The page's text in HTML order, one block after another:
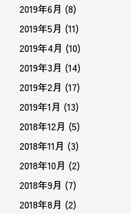
2019年6月 (8)
2019年5月 (11)
2019年4月 (10)
2019年3月 (14)
2019年2月 (17)
2019年1月 (13)
2018年12月 (5)
2018年11月 (3)
2018年10月 (2)
2018年9月 (7)
2018年8月 (2)